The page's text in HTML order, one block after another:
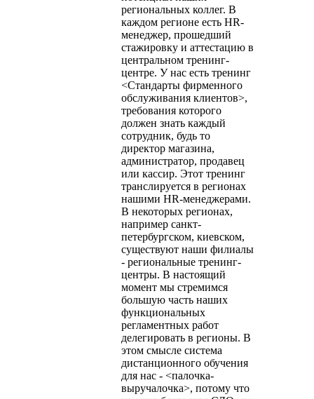
региональных коллег. В
каждом регионе есть HR-
менеджер, прошедший
стажировку и аттестацию в
центральном тренинг-
центре. У нас есть тренинг
<Стандарты фирменного
обслуживания клиентов>,
требования которого
должен знать каждый
сотрудник, будь то
директор магазина,
администратор, продавец
или кассир. Этот тренинг
транслируется в регионах
нашими HR-менеджерами.
В некоторых регионах,
например санкт-
петербургском, киевском,
существуют наши филиалы
- региональные тренинг-
центры. В настоящий
момент мы стремимся
большую часть наших
функциональных
регламентных работ
делегировать в регионы. В
этом смысле система
дистанционного обучения
для нас - <палочка-
выручалочка>, потому что